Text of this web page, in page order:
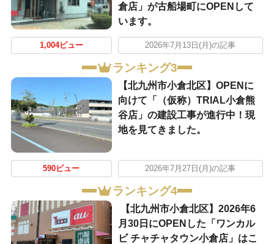
倉店」が古船場町にOPENして
います。
1,004ビュー 2026年7月13日(月)の記事
ランキング3
【北九州市小倉北区】OPENに
向けて「（仮称）TRIAL小倉熊
谷店」の建設工事が進行中！現
地を見てきました。
590ビュー 2026年7月27日(月)の記事
ランキング4
【北九州市小倉北区】2026年6
月30日にOPENした「ワンカル
ビ チャチャタウン小倉店」はこ